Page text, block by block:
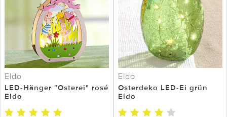
Eldo
LED-Hänger "Osterei" rosé
Eldo
Eldo
Osterdeko LED-Ei grün
Eldo